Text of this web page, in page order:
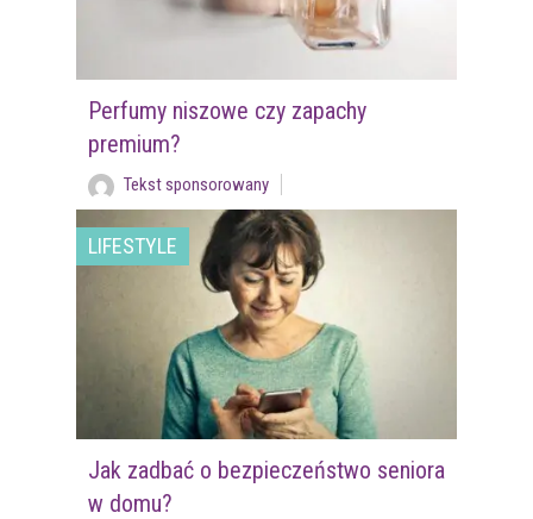
Perfumy niszowe czy zapachy
premium?
Tekst sponsorowany
LIFESTYLE
Jak zadbać o bezpieczeństwo seniora
w domu?